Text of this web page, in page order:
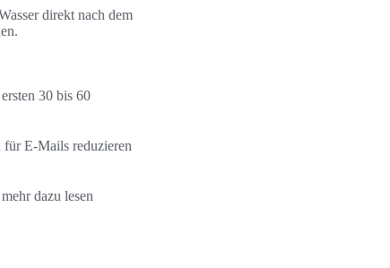
direkt nach dem
30 bis 60
E-Mails reduzieren
dazu lesen